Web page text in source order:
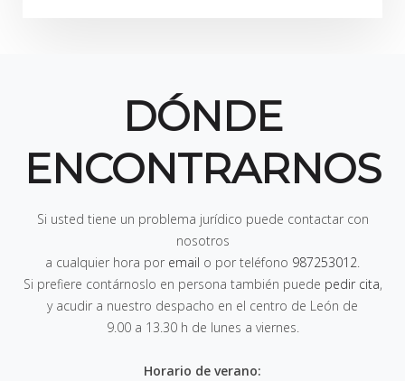
DÓNDE
ENCONTRARNOS
Si usted tiene un problema jurídico puede contactar con
nosotros
a cualquier hora por email o por teléfono 987253012.
Si prefiere contárnoslo en persona también puede pedir cita,
y acudir a nuestro despacho en el centro de León de
9.00 a 13.30 h de lunes a viernes.
Horario de verano: